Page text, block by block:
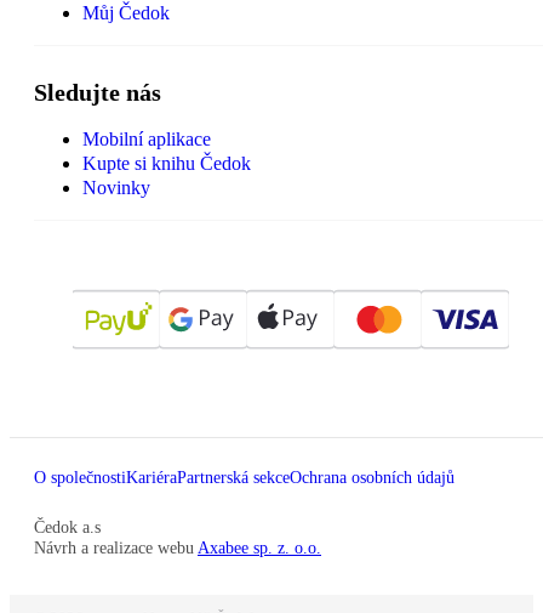
Můj Čedok
Sledujte nás
Mobilní aplikace
Kupte si knihu Čedok
Novinky
O společnostiKariéraPartnerská sekceOchrana osobních údajů
Čedok a.s
Návrh a realizace webu Axabee sp. z. o.o.